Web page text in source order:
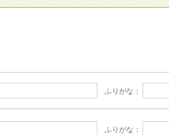
ふりがな：
ふりがな：